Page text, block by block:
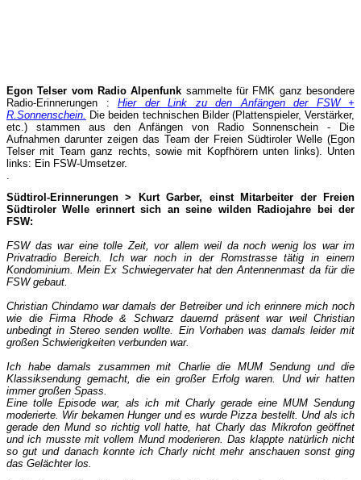
Egon Telser vom Radio Alpenfunk sammelte für FMK ganz besondere
Radio-Erinnerungen : Hier der Link zu den Anfängen der FSW +
R.Sonnenschein
Die beiden technischen Bilder (Plattenspieler, Verstärker,
etc.) stammen aus den Anfängen von Radio Sonnenschein - Die
Aufnahmen darunter zeigen das Team der Freien Südtiroler Welle (Egon
Telser mit Team ganz rechts, sowie mit Kopfhörern unten links). Unten
links: Ein FSW-Umsetzer.
Südtirol-Erinnerungen > Kurt Garber, einst Mitarbeiter der Freien
Südtiroler Welle erinnert sich an seine wilden Radiojahre bei der
FSW:
FSW das war eine tolle Zeit, vor allem weil da noch wenig los war im
Privatradio Bereich. Ich war noch in der Romstrasse tätig in einem
Kondominium. Mein Ex Schwiegervater hat den Antennenmast da für die
FSW gebaut.
Christian Chindamo war damals der Betreiber und ich erinnere mich noch
wie die Firma Rhode & Schwarz dauernd präsent war weil Christian
unbedingt in Stereo senden wollte. Ein Vorhaben was damals leider mit
großen Schwierigkeiten verbunden war.
Ich habe damals zusammen mit Charlie die MUM Sendung und die
Klassiksendung gemacht, die ein großer Erfolg waren. Und wir hatten
immer großen Spass.
Eine tolle Episode war, als ich mit Charly gerade eine MUM Sendung
moderierte. Wir bekamen Hunger und es wurde Pizza bestellt. Und als ich
gerade den Mund so richtig voll hatte, hat Charly das Mikrofon geöffnet
und ich musste mit vollem Mund moderieren. Das klappte natürlich nicht
so gut und danach konnte ich Charly nicht mehr anschauen sonst ging
das Gelächter los.